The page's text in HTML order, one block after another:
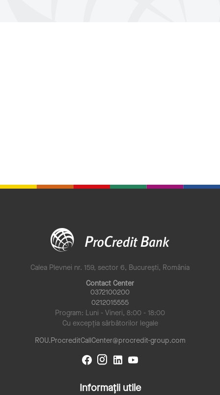
Calea Plevnei nr. 159, sector 6, București, România
Contact Center
0372100200
0212015555
Program: Luni - Vineri, 8:00 - 18:00
Cu excepția sărbătorilor legale
ROU.ProcreditCallCenter@procredit-group.com
Informații utile